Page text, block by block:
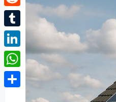
Reddit
Tumblr
LinkedIn
WhatsApp
Partager